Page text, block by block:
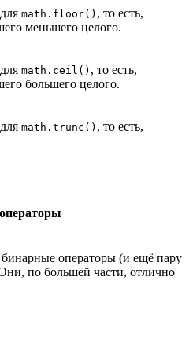
math.floor() , то есть,
меньшего целого.
math.ceil() , то есть,
большего целого.
math.trunc() , то есть,
операторы (и ещё пару
по большей части, отлично